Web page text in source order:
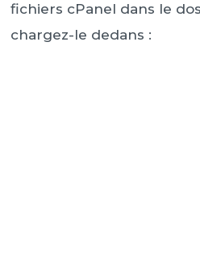
fichiers cPanel dans le
chargez-le dedans :